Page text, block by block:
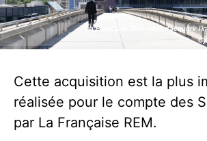
La Française REM vient d’acquérir
La Française REM vient d’acquérir
Cette acquisition est la plus
réalisée pour le compte des
par La Française REM.